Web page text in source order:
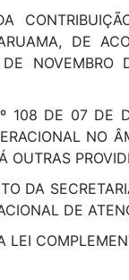
DE
108 DE 07 DE
NO
OUTRAS
DA
DE
LEI